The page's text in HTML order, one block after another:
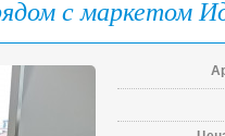
с маркетом